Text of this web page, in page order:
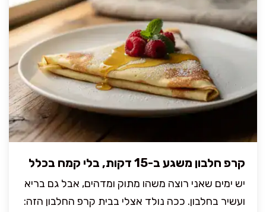
קרפ חלבון משגע ב-15 דקות, בלי קמח בכלל
יש ימים שאני רוצה משהו מתוק ומדהים, אבל גם בריא
ועשיר בחלבון. ככה נולד אצלי בבית קרפ החלבון הזה: